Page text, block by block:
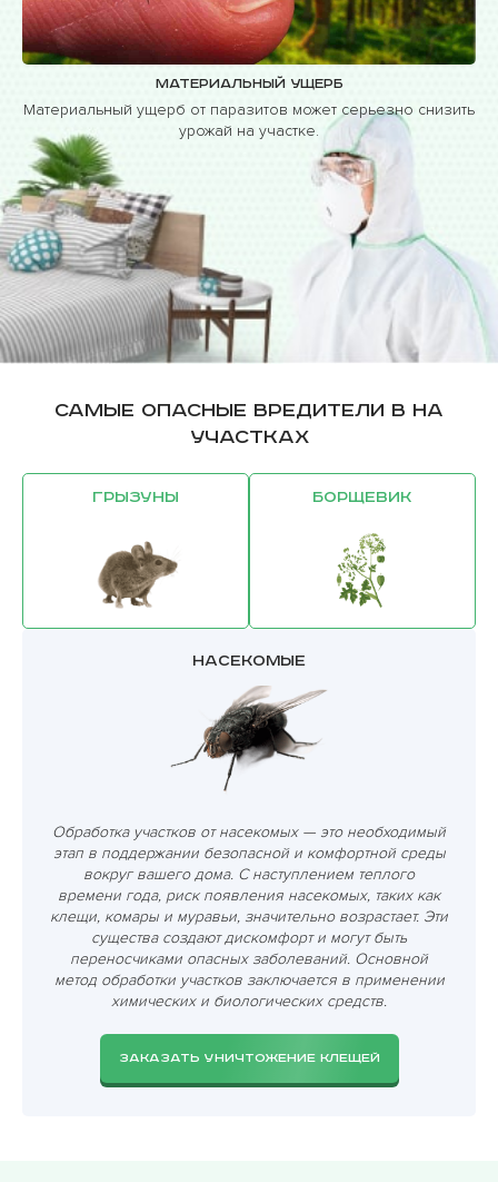
Материальный ущерб
Материальный ущерб от паразитов может серьезно снизить
урожай на участке.
Самые опасные вредители в на
участках
Грызуны Борщевик
Насекомые
Обработка участков от насекомых — это необходимый
этап в поддержании безопасной и комфортной среды
вокруг вашего дома. С наступлением теплого
времени года, риск появления насекомых, таких как
клещи, комары и муравьи, значительно возрастает. Эти
существа создают дискомфорт и могут быть
переносчиками опасных заболеваний. Основной
метод обработки участков заключается в применении
химических и биологических средств.
ЗАКАЗАТЬ УНИЧТОЖЕНИЕ КЛЕЩЕЙ